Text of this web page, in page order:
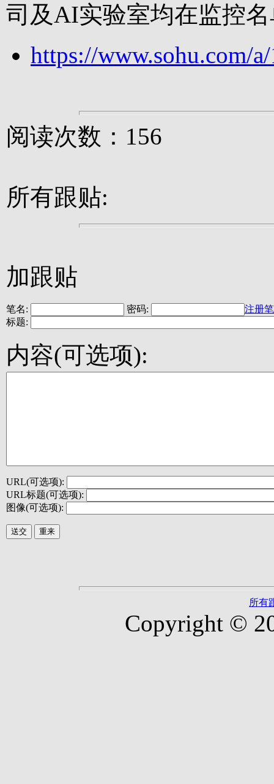
司及AI实验室均在监控
https://www.sohu.com/
阅读次数：156
所有跟贴:
加跟贴
笔名: 密码:
注册
标题:
内容(可选项):
URL(可选项):
URL标题(可选项):
图像(可选项):
所有
Copyright ©